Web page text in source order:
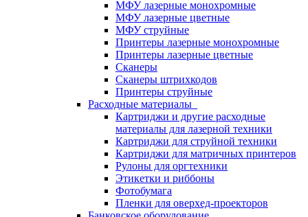
МФУ лазерные монохромные
МФУ лазерные цветные
МФУ струйные
Принтеры лазерные монохромные
Принтеры лазерные цветные
Сканеры
Сканеры штрихкодов
Принтеры струйные
Расходные материалы
Картриджи и другие расходные
материалы для лазерной техники
Картриджи для струйной техники
Картриджи для матричных принтеров
Рулоны для оргтехники
Этикетки и риббоны
Фотобумага
Пленки для оверхед-проекторов